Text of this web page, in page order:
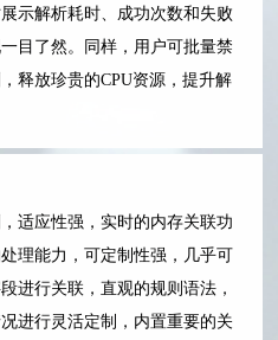
示解析耗时、成功次数和失败
目了然。同样，用户可批量禁
释放珍贵的CPU资源，提升解
适应性强，实时的内存关联功
理能力，可定制性强，几乎可
进行关联，直观的规则语法，
进行灵活定制，内置重要的关